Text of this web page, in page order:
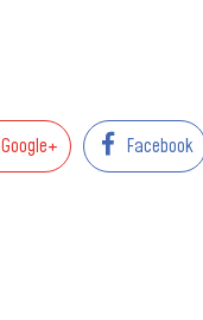
Google+ Facebook